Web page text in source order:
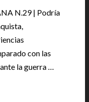
N.29 | Podría
con las
la guerra …